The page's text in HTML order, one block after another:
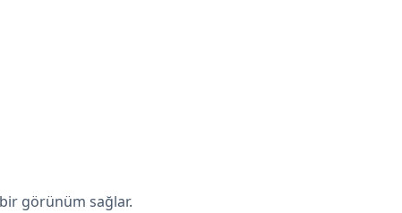
görünüm sağlar.